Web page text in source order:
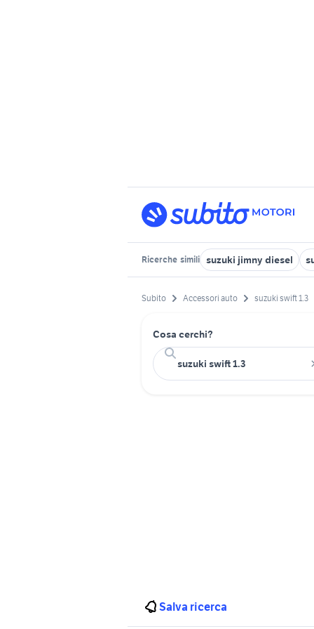
Ricerche simili suzuki jimny diesel
Subito Accessori auto suzuki swift 1.3
Cosa cerchi?
Salva ricerca